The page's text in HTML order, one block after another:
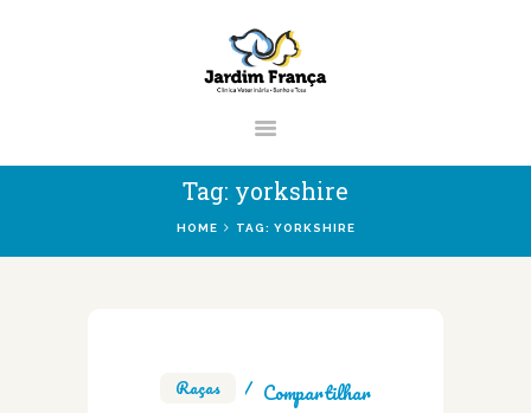
Tag: yorkshire
HOME TAG: YORKSHIRE
CLÍNICA VETERINÁRIA JARDIM
FRANÇA | ZONA NORTE DE SÃO
Clínica Veterinária & Pet Shop Jardim França | Localizado na Zona Norte de
SERVIÇOS
Raças Compartilhar